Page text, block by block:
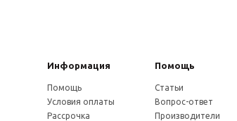
Информация Помощь
Помощь
Условия оплаты
Рассрочка
Статьи
Вопрос-ответ
Производители